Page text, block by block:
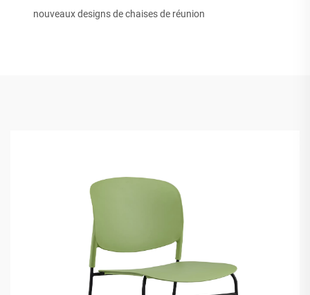
nouveaux designs de chaises de réunion